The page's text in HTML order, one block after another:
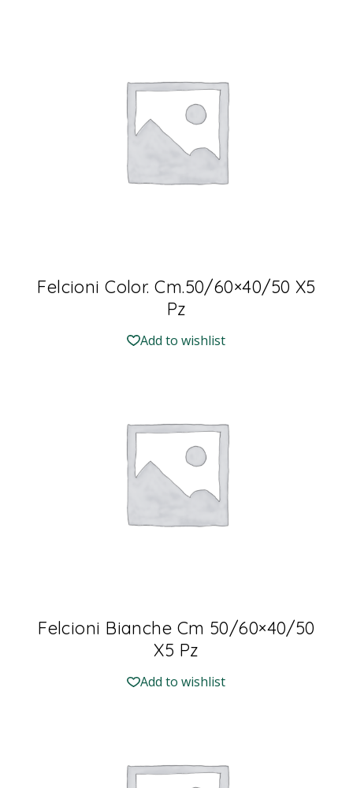
Felcioni Color. Cm.50/60×40/50 X5
Pz
Add to wishlist
Felcioni Bianche Cm 50/60×40/50
X5 Pz
Add to wishlist